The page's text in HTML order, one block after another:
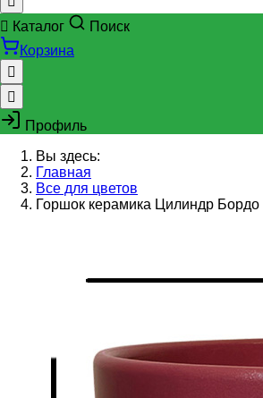
Каталог
Поиск
Корзина
Профиль
Вы здесь:
Главная
Все для цветов
Горшок керамика Цилиндр Бордо